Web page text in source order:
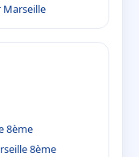
Marseille
8ème
8ème